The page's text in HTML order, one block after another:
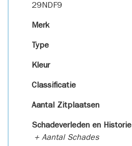
29NDF9
Merk
Type
Kleur
Classificatie
Aantal Zitplaatsen
Schadeverleden en Historie
+ Aantal Schades